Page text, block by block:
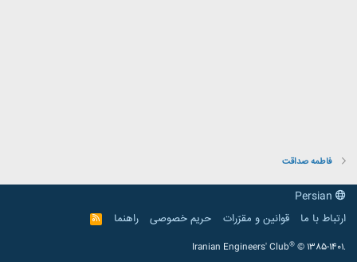
فاطمه صداقت
ارتباط با ما
قوانین و مقرّرات حریم خصوصی راهنما
R
S
Iranian Engineers' Club® © 1385-1401.